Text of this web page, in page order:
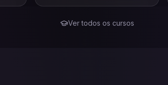
Ver todos os cursos